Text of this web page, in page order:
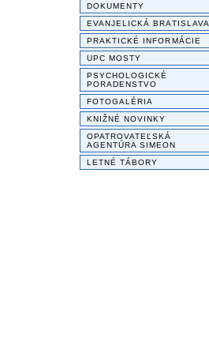
DOKUMENTY
EVANJELICKÁ BRATISLAVA
PRAKTICKÉ INFORMÁCIE
UPC MOSTY
PSYCHOLOGICKÉ
PORADENSTVO
FOTOGALÉRIA
KNIŽNÉ NOVINKY
OPATROVATEĽSKÁ
AGENTÚRA SIMEON
LETNÉ TÁBORY